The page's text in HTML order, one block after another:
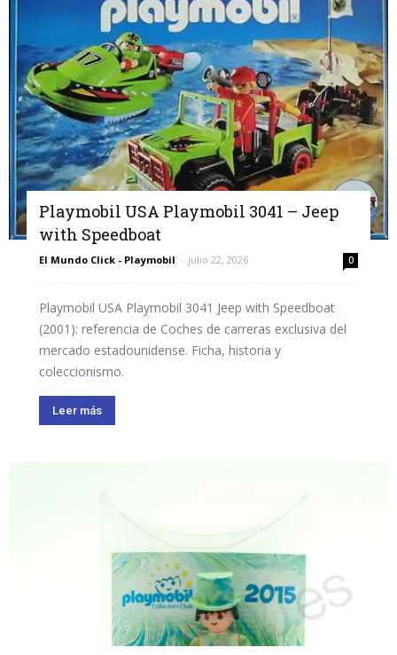
Playmobil USA Playmobil 3041 – Jeep
with Speedboat
El Mundo Click - Playmobil - julio 22, 2026 0
Playmobil USA Playmobil 3041 Jeep with Speedboat
(2001): referencia de Coches de carreras exclusiva del
mercado estadounidense. Ficha, historia y
coleccionismo.
Leer más